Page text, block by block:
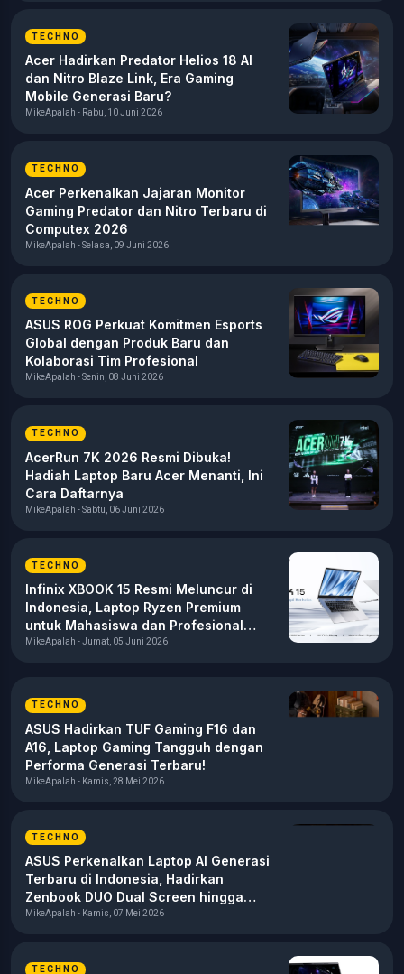
TECHNO
Acer Hadirkan Predator Helios 18 AI
dan Nitro Blaze Link, Era Gaming
Mobile Generasi Baru?
MikeApalah - Rabu, 10 Juni 2026
TECHNO
Acer Perkenalkan Jajaran Monitor
Gaming Predator dan Nitro Terbaru di
Computex 2026
MikeApalah - Selasa, 09 Juni 2026
TECHNO
ASUS ROG Perkuat Komitmen Esports
Global dengan Produk Baru dan
Kolaborasi Tim Profesional
MikeApalah - Senin, 08 Juni 2026
TECHNO
AcerRun 7K 2026 Resmi Dibuka!
Hadiah Laptop Baru Acer Menanti, Ini
Cara Daftarnya
MikeApalah - Sabtu, 06 Juni 2026
TECHNO
Infinix XBOOK 15 Resmi Meluncur di
Indonesia, Laptop Ryzen Premium
untuk Mahasiswa dan Profesional
Muda
MikeApalah - Jumat, 05 Juni 2026
TECHNO
ASUS Hadirkan TUF Gaming F16 dan
A16, Laptop Gaming Tangguh dengan
Performa Generasi Terbaru!
MikeApalah - Kamis, 28 Mei 2026
TECHNO
ASUS Perkenalkan Laptop AI Generasi
Terbaru di Indonesia, Hadirkan
Zenbook DUO Dual Screen hingga
Omni Virtual Assistant
MikeApalah - Kamis, 07 Mei 2026
TECHNO